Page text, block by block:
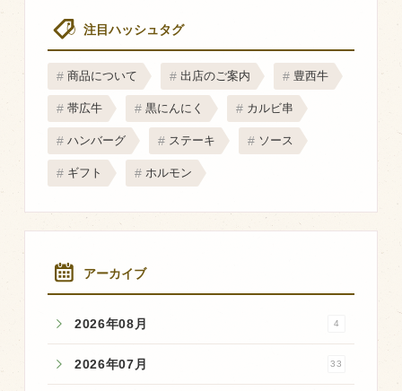
注目ハッシュタグ
商品について 出店のご案内 豊西牛
帯広牛 黒にんにく カルビ串
ハンバーグ ステーキ ソース
ギフト ホルモン
アーカイブ
2026年08月 4
2026年07月 33
個人のお客様
Facebook
Twitter
LINE公式アカウント
Instagram